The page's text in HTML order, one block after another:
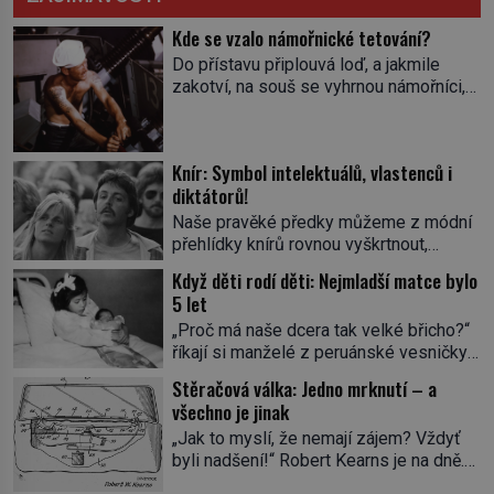
Kde se vzalo námořnické tetování?
Do přístavu připlouvá loď, a jakmile
zakotví, na souš se vyhrnou námořníci,
potetované paže. Námořnická kérka je
totiž něco jako uniforma. Tetování jako
takové má velmi hlubokou minulost.
Tetovaný je už pračlověk Ötzi, který
Knír: Symbol intelektuálů, vlastenců i
diktátorů!
Naše pravěké předky můžeme z módní
přehlídky knírů rovnou vyškrtnout,
jedním z nejstarších knírů musíme až do
starověkého Egypta. Najdeme ho na
soše egyptského prince Rahotepa, jenž
žil ve 26. století před naším
letopočtem! Není to ale něco obvyklého,
proto právě obyvatelé ze stínu pyramid
dbají na hygienu a kompletně holí […]
Když děti rodí děti: Nejmladší matce bylo
5 let
„Proč má naše dcera tak velké břicho?“
říkají si manželé z peruánské vesničky
nemocnice. Nemá ale v břiše nádor, jak
se obávali, ale sedmiměsíční plod! Ve
věku 5 let, 7 měsíců a 21 dnů porodí
Lina Medina (*1933) císařským řezem
Stěračová válka: Jedno mrknutí – a
všechno je jinak
„Jak to myslí, že nemají zájem? Vždyť
byli nadšení!“ Robert Kearns je na dně.